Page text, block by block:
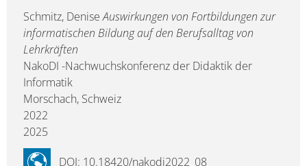
Schmitz, DeniseAuswirkungen von Fortbildungen zur
informatischen Bildung auf den Berufsalltag von
Lehrkräften
NakoDI -Nachwuchskonferenz der Didaktik der
Informatik
Morschach, Schweiz
2022
2025
DOI: 10.18420/nakodi2022_08